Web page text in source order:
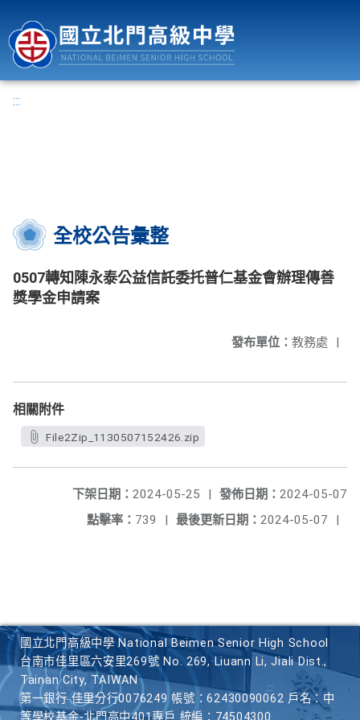
:::
全校公告彙整
0507轉知陳永泰公益信託委托普仁基金會辦理傳善
獎學金申請案
發布單位： 教務處 |
相關附件
File2Zip_1130507152426.zip
發佈日期： 2024-05-07
下架日期： 2024-05-25
|
最後更新日期： 2024-05-07 |
點擊率： 739 |
國立北門高級中學 National Beimen Senior High School
台南市佳里區六安里269號 No. 269, Liuann Li, Jiali Dist.,
Tainan City, TAIWAN
第一銀行 佳里分行0076249 帳號：62430090062 戶名：中
等學校基金-北門高中401專戶 統編：74504300